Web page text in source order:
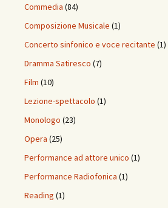
Commedia (84)
Composizione Musicale (1)
Concerto sinfonico e voce recitante (1)
Dramma Satiresco (7)
Film (10)
Lezione-spettacolo (1)
Monologo (23)
Opera (25)
Performance ad attore unico (1)
Performance Radiofonica (1)
Reading (1)